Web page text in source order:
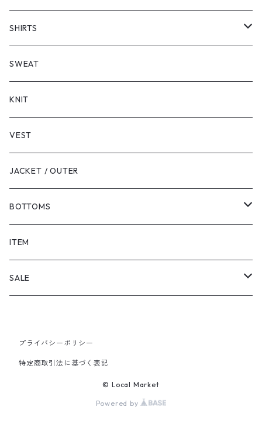
SHORT SLEEVE
LONG SLEEVE
SHIRTS
SHORT SLEEVE
LONG SLEEVE
SWEAT
KNIT
VEST
JACKET / OUTER
BOTTOMS
SHORTS
PANTS
ITEM
SALE
PANTS
プライバシーポリシー
特定商取引法に基づく表記
© Local Market
Powered by